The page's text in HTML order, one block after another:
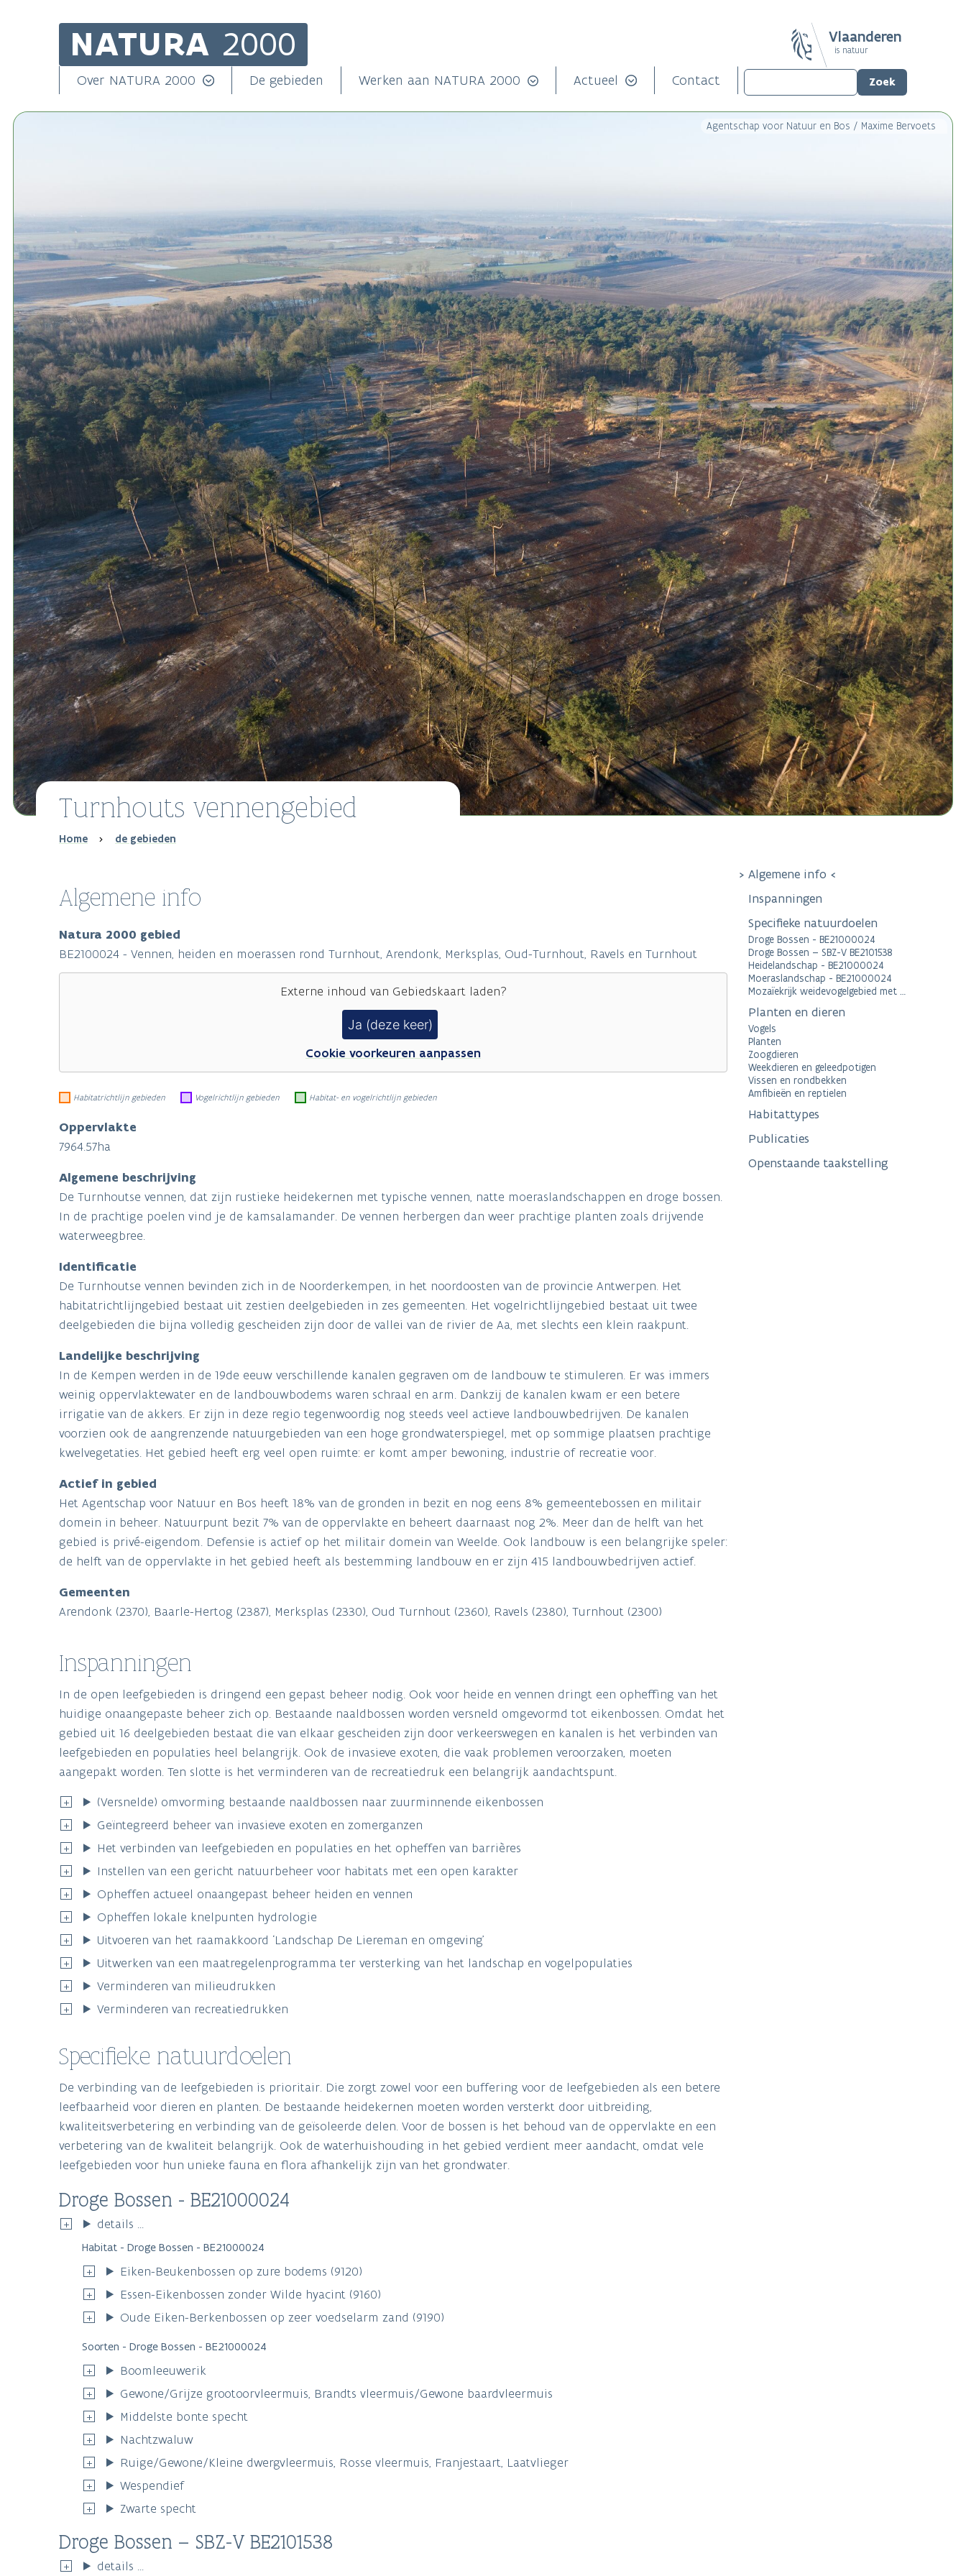
NATURA 2000 Vlaanderen
is natuur
Main
navigation
Over NATURA 2000 De gebieden Werken aan NATURA 2000 Actueel Contact
Agentschap voor Natuur en Bos / Maxime Bervoets
Turnhouts vennengebied
Breadcrumb
Home de gebieden
Algemene info
Natura 2000 gebied
BE2100024 - Vennen, heiden en moerassen rond Turnhout, Arendonk, Merksplas, Oud-Turnhout, Ravels en Turnhout
Externe inhoud van Gebiedskaartladen?
Ja (deze keer)
Cookie voorkeuren aanpassen
Habitatrichtlijn gebieden Vogelrichtlijn gebieden Habitat- en vogelrichtlijn gebieden
Oppervlakte
7964.57ha
Algemene beschrijving
De Turnhoutse vennen, dat zijn rustieke heidekernen met typische vennen, natte moeraslandschappen en droge bossen.
In de prachtige poelen vind je de kamsalamander. De vennen herbergen dan weer prachtige planten zoals drijvende
waterweegbree.
Identificatie
De Turnhoutse vennen bevinden zich in de Noorderkempen, in het noordoosten van de provincie Antwerpen. Het
habitatrichtlijngebied bestaat uit zestien deelgebieden in zes gemeenten. Het vogelrichtlijngebied bestaat uit twee
deelgebieden die bijna volledig gescheiden zijn door de vallei van de rivier de Aa, met slechts een klein raakpunt.
Landelijke beschrijving
In de Kempen werden in de 19de eeuw verschillende kanalen gegraven om de landbouw te stimuleren. Er was immers
weinig oppervlaktewater en de landbouwbodems waren schraal en arm. Dankzij de kanalen kwam er een betere
irrigatie van de akkers. Er zijn in deze regio tegenwoordig nog steeds veel actieve landbouwbedrijven. De kanalen
voorzien ook de aangrenzende natuurgebieden van een hoge grondwaterspiegel, met op sommige plaatsen prachtige
kwelvegetaties. Het gebied heeft erg veel open ruimte: er komt amper bewoning, industrie of recreatie voor.
Actief in gebied
Het Agentschap voor Natuur en Bos heeft 18% van de gronden in bezit en nog eens 8% gemeentebossen en militair
domein in beheer. Natuurpunt bezit 7% van de oppervlakte en beheert daarnaast nog 2%. Meer dan de helft van het
gebied is privé-eigendom. Defensie is actief op het militair domein van Weelde. Ook landbouw is een belangrijke speler:
de helft van de oppervlakte in het gebied heeft als bestemming landbouw en er zijn 415 landbouwbedrijven actief.
Gemeenten
Arendonk (2370), Baarle-Hertog (2387), Merksplas (2330), Oud Turnhout (2360), Ravels (2380), Turnhout (2300)
Inspanningen
In de open leefgebieden is dringend een gepast beheer nodig. Ook voor heide en vennen dringt een opheffing van het
huidige onaangepaste beheer zich op. Bestaande naaldbossen worden versneld omgevormd tot eikenbossen. Omdat het
gebied uit 16 deelgebieden bestaat die van elkaar gescheiden zijn door verkeerswegen en kanalen is het verbinden van
leefgebieden en populaties heel belangrijk. Ook de invasieve exoten, die vaak problemen veroorzaken, moeten
aangepakt worden. Ten slotte is het verminderen van de recreatiedruk een belangrijk aandachtspunt.
(Versnelde) omvorming bestaande naaldbossen naar zuurminnende eikenbossen
Geïntegreerd beheer van invasieve exoten en zomerganzen
Het verbinden van leefgebieden en populaties en het opheffen van barrières
Instellen van een gericht natuurbeheer voor habitats met een open karakter
Opheffen actueel onaangepast beheer heiden en vennen
Opheffen lokale knelpunten hydrologie
Uitvoeren van het raamakkoord ‘Landschap De Liereman en omgeving’
Uitwerken van een maatregelenprogramma ter versterking van het landschap en vogelpopulaties
Verminderen van milieudrukken
Verminderen van recreatiedrukken
Specifieke natuurdoelen
De verbinding van de leefgebieden is prioritair. Die zorgt zowel voor een buffering voor de leefgebieden als een betere
leefbaarheid voor dieren en planten. De bestaande heidekernen moeten worden versterkt door uitbreiding,
kwaliteitsverbetering en verbinding van de geïsoleerde delen. Voor de bossen is het behoud van de oppervlakte en een
verbetering van de kwaliteit belangrijk. Ook de waterhuishouding in het gebied verdient meer aandacht, omdat vele
leefgebieden voor hun unieke fauna en flora afhankelijk zijn van het grondwater.
Droge Bossen - BE21000024
details ...
Habitat - Droge Bossen - BE21000024
Eiken-Beukenbossen op zure bodems (9120)
Essen-Eikenbossen zonder Wilde hyacint (9160)
Oude Eiken-Berkenbossen op zeer voedselarm zand (9190)
Soorten - Droge Bossen - BE21000024
Boomleeuwerik
Gewone/Grijze grootoorvleermuis, Brandts vleermuis/Gewone baardvleermuis
Middelste bonte specht
Nachtzwaluw
Ruige/Gewone/Kleine dwergvleermuis, Rosse vleermuis, Franjestaart, Laatvlieger
Wespendief
Zwarte specht
Droge Bossen – SBZ-V BE2101538
details ...
Algemene info
Inspanningen
Specifieke natuurdoelen
Droge Bossen - BE21000024
Droge Bossen – SBZ-V BE2101538
Heidelandschap - BE21000024
Moeraslandschap - BE21000024
Mozaïekrijk weidevogelgebied met KLE’s en natte graslanden, - SBZ-V BE2101538
Planten en dieren
Vogels
Planten
Zoogdieren
Weekdieren en geleedpotigen
Vissen en rondbekken
Amfibieën en reptielen
Habitattypes
Publicaties
Openstaande taakstelling